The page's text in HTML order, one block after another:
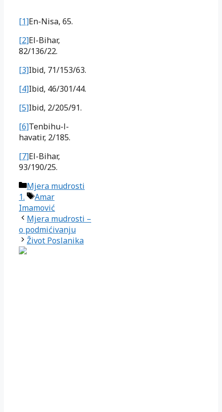
[1]En-Nisa, 65.
[2]El-Bihar,
82/136/22.
[3]Ibid, 71/153/63.
[4]Ibid, 46/301/44.
[5]Ibid, 2/205/91.
[6]Tenbihu-l-
havatir, 2/185.
[7]El-Bihar,
93/190/25.
Kategorije
Mjera mudrosti
1.
Oznake
Amar
Imamović
Mjera mudrosti –
o podmićivanju
Život Poslanika